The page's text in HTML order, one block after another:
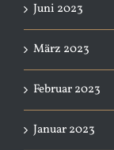
Juni 2023
März 2023
Februar 2023
Januar 2023